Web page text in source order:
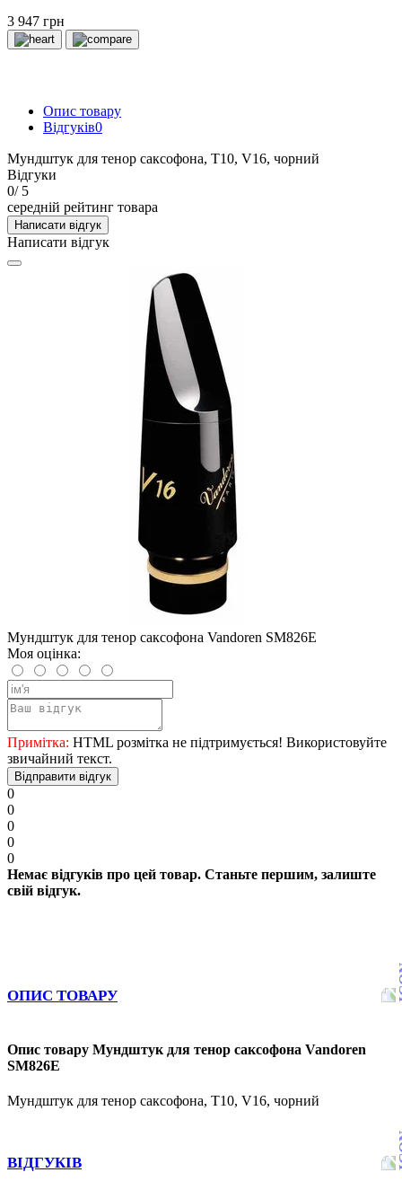
3 947 грн
Опис товару
Відгуків0
Мундштук для тенор саксофона, T10, V16, чорний
Відгуки
0/ 5
середній рейтинг товара
Написати відгук
Написати відгук
Мундштук для тенор саксофона Vandoren SM826E
Моя оцінка:
Примітка: HTML розмітка не підтримується! Використовуйте
звичайний текст.
Відправити відгук
0
0
0
0
0
Немає відгуків про цей товар. Станьте першим, залиште
свій відгук.
ОПИС ТОВАРУ
Опис товару Мундштук для тенор саксофона Vandoren
SM826E
Мундштук для тенор саксофона, T10, V16, чорний
ВІДГУКІВ